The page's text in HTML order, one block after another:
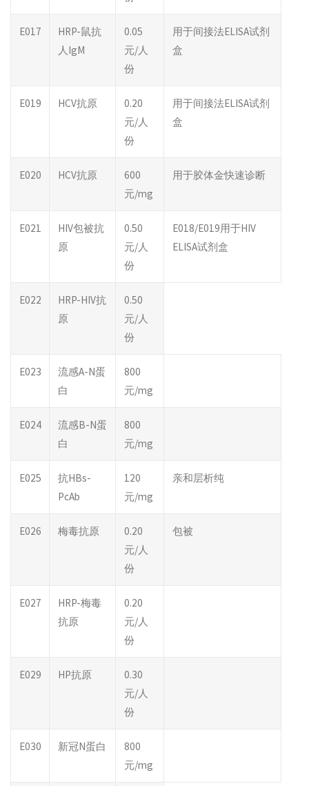
E017
HRP-鼠抗
人IgM
0.05
元/人
份
用于间接法ELISA试剂
盒
E019 HCV抗原
0.20
元/人
份
用于间接法ELISA试剂
盒
E020 HCV抗原
600
元/mg
用于胶体金快速诊断
E021
HIV包被抗
原
0.50
元/人
份
E018/E019用于HIV
ELISA试剂盒
E022
HRP-HIV抗
原
0.50
元/人
份
E023
流感A-N蛋
白
800
元/mg
E024
流感B-N蛋
白
800
元/mg
E025
抗HBs-
PcAb
120
元/mg
亲和层析纯
E026 梅毒抗原
0.20
元/人
份
包被
E027
HRP-梅毒
抗原
0.20
元/人
份
E029 HP抗原
0.30
元/人
份
E030 新冠N蛋白
800
元/mg